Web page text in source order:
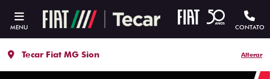
MENU CONTATO
Tecar Fiat MG Sion Alterar